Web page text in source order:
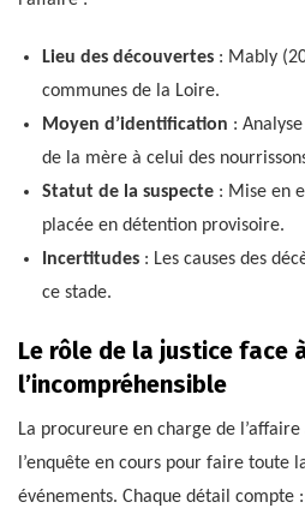
Lieu des découvertes : Mably
communes de la Loire.
Moyen d’identification :
de la mère à celui des
Statut de la suspecte : Mise en
placée en détention provisoire.
Incertitudes : Les causes des
ce stade.
Le rôle de la justice face
l’incompréhensible
La procureure en charge de
l’enquête en cours pour faire toute
événements. Chaque détail compte